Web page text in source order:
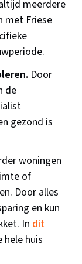
meerdere
met Friese
Door
de
gezond is
woningen
of
Door alles
en kun
Indit
hele huis